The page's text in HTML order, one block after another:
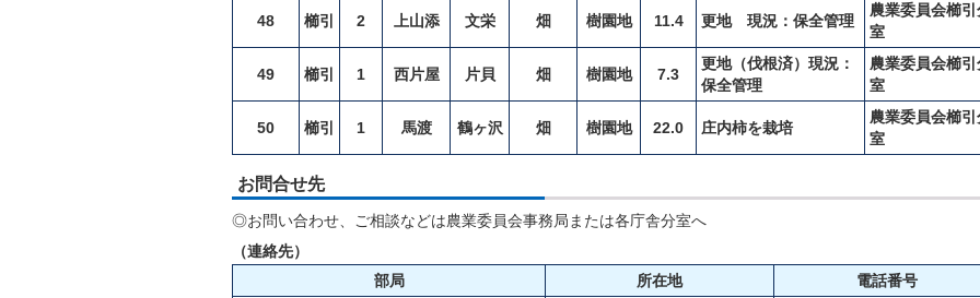
48 櫛引 2 上山添 文栄 畑 樹園地 11.4 更地 現況：保全管理
農業委員会櫛引
室
49 櫛引 1 西片屋 片貝 畑 樹園地 7.3
更地（伐根済）現況：
保全管理
農業委員会櫛引
室
50 櫛引 1 馬渡 鶴ヶ沢 畑 樹園地 22.0 庄内柿を栽培
農業委員会櫛引
室
お問合せ先
◎お問い合わせ、ご相談などは農業委員会事務局または各庁舎分室へ
（連絡先）
部局
所在地
電話番号